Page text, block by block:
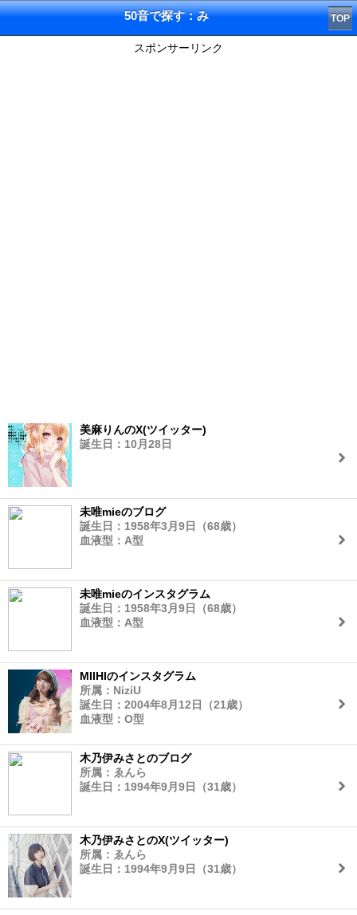
50音で探す：み TOP
スポンサーリンク
美麻りんのX(ツイッター)
誕生日：10月28日
未唯mieのブログ
誕生日：1958年3月9日（68歳）
血液型：A型
未唯mieのインスタグラム
誕生日：1958年3月9日（68歳）
血液型：A型
MIIHIのインスタグラム
所属：NiziU
誕生日：2004年8月12日（21歳）
血液型：O型
木乃伊みさとのブログ
所属：ゑんら
誕生日：1994年9月9日（31歳）
木乃伊みさとのX(ツイッター)
所属：ゑんら
誕生日：1994年9月9日（31歳）